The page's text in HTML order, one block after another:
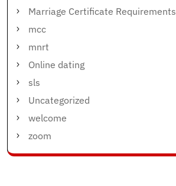
Marriage Certificate Requirements
mcc
mnrt
Online dating
sls
Uncategorized
welcome
zoom